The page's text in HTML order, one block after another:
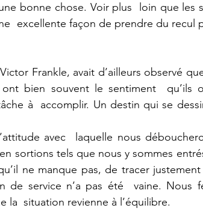
bonne chose. Voir plus  loin que les
excellente façon de prendre du recul
Frankle, avait d’ailleurs observé
bien souvent le sentiment  qu’ils
à  accomplir. Un destin qui se
avec  laquelle nous
sortions tels que nous y sommes
ne manque pas, de tracer
de service n’a pas été  vaine. Nous
la  situation revienne à l’équilibre.